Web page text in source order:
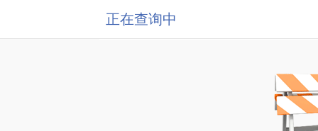
正在查询中